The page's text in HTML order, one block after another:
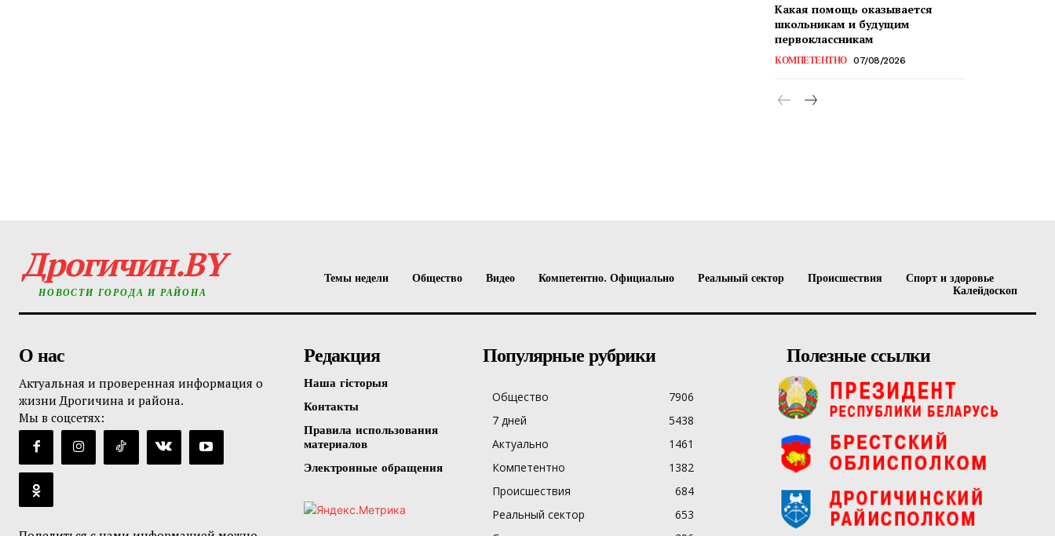
Какая помощь оказывается
школьникам и будущим
первоклассникам
КОМПЕТЕНТНО 07/08/2026
Дрогичин.BY
НОВОСТИ ГОРОДА И РАЙОНА
Темы недели Общество Видео Компетентно. Официально Реальный сектор Происшествия
Спорт и здоровье
Калейдоскоп
О нас
Актуальная и проверенная информация о
жизни Дрогичина и района.
Мы в соцсетях:
Редакция
Наша гісторыя
Контакты
Правила использования
материалов
Электронные обращения
Популярные рубрики
Общество
7906
7 дней
5438
Актуально
1461
Компетентно
1382
Происшествия
684
Реальный сектор
653
Полезные ссылки